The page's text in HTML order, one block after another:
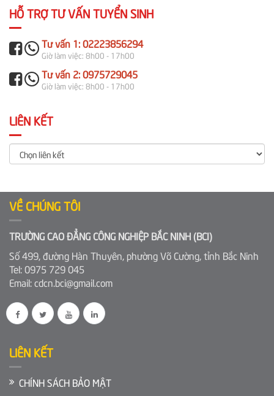
HỖ TRỢ TƯ VẤN TUYỂN SINH
Tư vấn 1: 02223856294
Giờ làm việc: 8h00 - 17h00
Tư vấn 2: 0975729045
Giờ làm việc: 8h00 - 17h00
LIÊN KẾT
VỀ CHÚNG TÔI
TRƯỜNG CAO ĐẲNG CÔNG NGHIỆP BẮC NINH (BCI)
Số 499, đường Hàn Thuyên, phường Võ Cường, tỉnh Bắc Ninh
Tel: 0975 729 045
Email: cdcn.bci@gmail.com
LIÊN KẾT
CHÍNH SÁCH BẢO MẬT